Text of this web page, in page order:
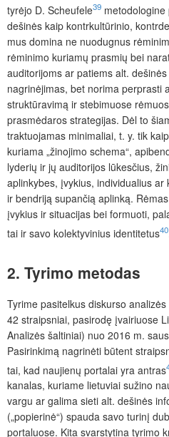
tyrėjo D. Scheufele39
dešinės kaip kontrkultūrinio,
mus domina ne nuodugnus
rėminimo kuriamų prasmių bei
auditorijoms ar patiems alt.
nagrinėjimas, bet norima perprasti
struktūravimą ir stebimuose
prasmėdaros strategijas. Dėl to
traktuojamas minimaliai, t. y. tik
kuriama „žinojimo schema“,
lyderių ir jų auditorijos lūkesčius,
aplinkybes, įvykius, individualius
ir bendriją supančią aplinką.
įvykius ir situacijas bei formuoti,
tai ir savo kolektyvinius identitetus40
2. Tyrimo metodas
Tyrime pasitelkus diskurso
42 straipsniai, pasirodę įvairiuose
Analizės šaltiniai) nuo 2016 m.
Pasirinkimą nagrinėti būtent
tai, kad naujienų portalai yra antras
kanalas, kuriame lietuviai sužino
vargu ar galima sieti alt. dešinės
(„popierinė“) spauda savo turinį
portaluose. Kita svarstytina tyrimo